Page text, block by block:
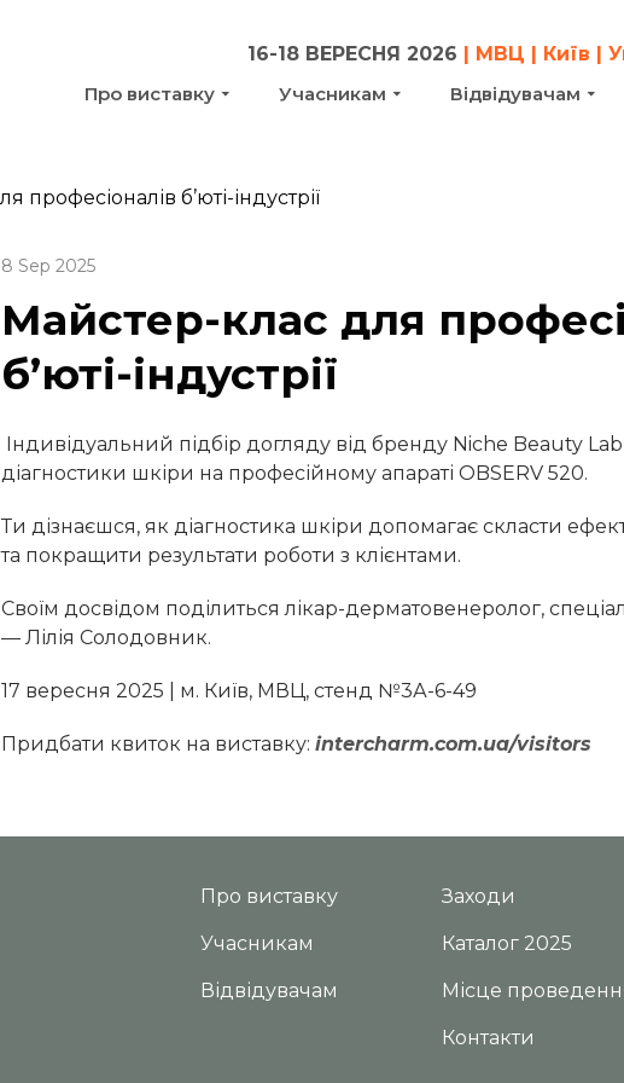
16-18 ВЕРЕСНЯ 2026 | МВЦ | Київ |
Про виставку
Учасникам Відвідувачам
8 Sep 2025
Майстер-клас для
б’юті-індустрії
Індивідуальний підбір догляду від бренду Niche Beauty
діагностики шкіри на професійному апараті OBSERV 520.
Ти дізнаєшся, як діагностика шкіри допомагає скласти
та покращити результати роботи з клієнтами.
Своїм досвідом поділиться лікар-дерматовенеролог,
— Лілія Солодовник.
17 вересня 2025 | м. Київ, МВЦ, стенд №3А-6-49
Придбати квиток на виставку: intercharm.com.ua/visitors
Про виставку
Учасникам
Відвідувачам
Заходи
Каталог 2025
Місце
Контакти